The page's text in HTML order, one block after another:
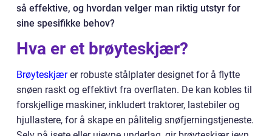
så effektive, og hvordan velger man riktig utstyr for
sine spesifikke behov?
Hva er et brøyteskjær?
Brøyteskjærer robuste stålplater designet for å flytte
snøen raskt og effektivt fra overflaten. De kan kobles til
forskjellige maskiner, inkludert traktorer, lastebiler og
hjullastere, for å skape en pålitelig snøfjerningstjeneste.